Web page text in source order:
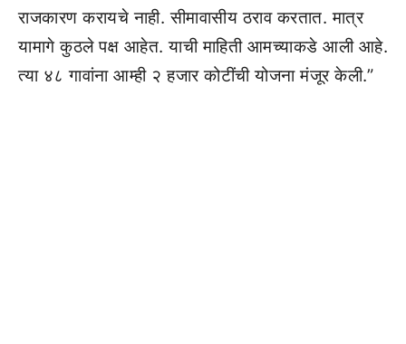
राजकारण करायचे नाही. सीमावासीय ठराव करतात. मात्र
यामागे कुठले पक्ष आहेत. याची माहिती आमच्याकडे आली आहे.
त्या ४८ गावांना आम्ही २ हजार कोटींची योजना मंजूर केली.”